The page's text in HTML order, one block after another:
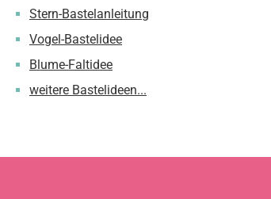
Stern-Bastelanleitung
Vogel-Bastelidee
Blume-Faltidee
weitere Bastelideen...